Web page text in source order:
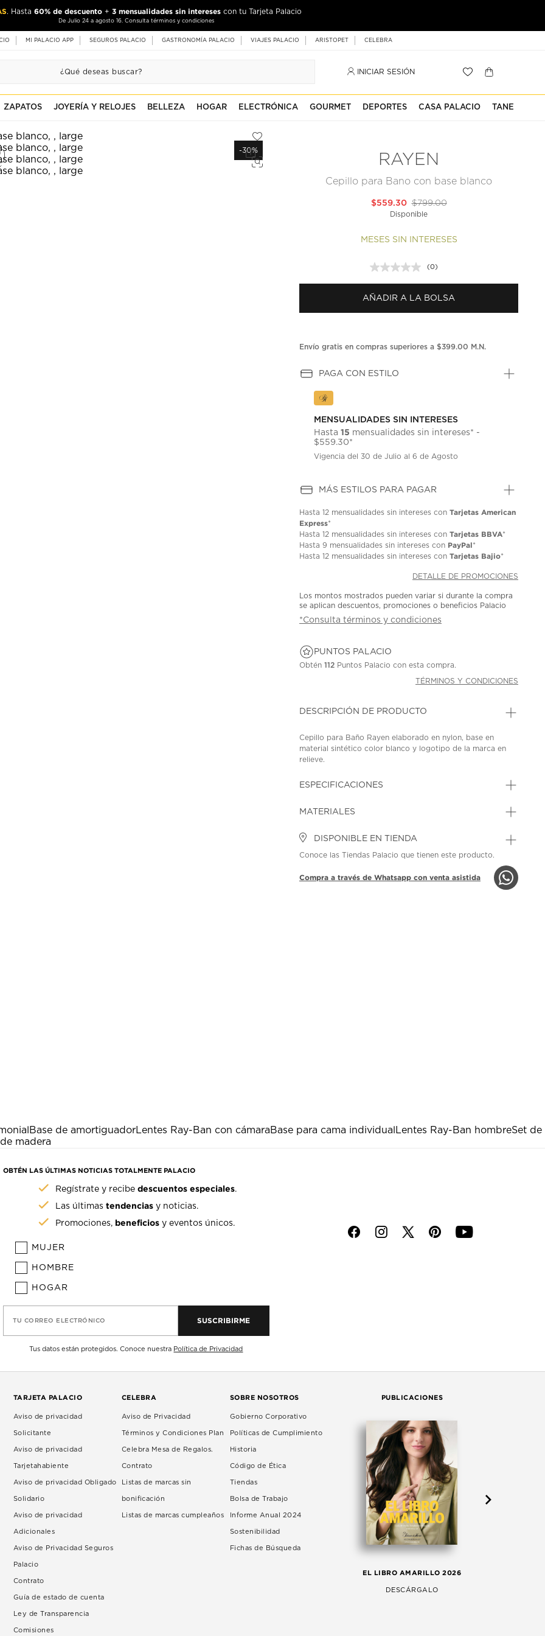
. Hasta 60% de descuento + 3 mensualidades sin intereses con tu Tarjeta Palacio
De Julio 24 a agosto 16. Consulta términos y condiciones
MI PALACIO APP SEGUROS PALACIO GASTRONOMÍA PALACIO VIAJES PALACIO ARISTOPET CELEBRA
INICIAR SESIÓN
ZAPATOS JOYERÍA Y RELOJES BELLEZA HOGAR ELECTRÓNICA GOURMET DEPORTES CASA PALACIO TANE
-30%
RAYEN
Cepillo para Bano con base blanco
$799.00
$559.30
Disponible
MESES SIN INTERESES
Sin
puntuación.
en
la
(0)
AÑADIR A LA BOLSA
Envío gratis en compras superiores a $399.00 M.N.
PAGA CON ESTILO
MENSUALIDADES SIN INTERESES
Hasta15 mensualidades sin intereses* -
$559.30*
Vigencia del 30 de Julio al 6 de Agosto
MÁS ESTILOS PARA PAGAR
Hasta12 mensualidades sin intereses conTarjetas American
Express*
Hasta12 mensualidades sin intereses conTarjetas BBVA*
Hasta9 mensualidades sin intereses con PayPal*
Hasta12 mensualidades sin intereses conTarjetas Bajio*
DETALLE DE PROMOCIONES
Los montos mostrados pueden variar si durante la compra
se aplican descuentos, promociones o beneficios Palacio
*Consulta términos y condiciones
PUNTOS PALACIO
Obtén112 Puntos Palacio con esta compra.
TÉRMINOS Y CONDICIONES
DESCRIPCIÓN DE PRODUCTO
Cepillo para Baño Rayen elaborado en nylon, base en
material sintético color blanco y logotipo de la marca en
relieve.
ESPECIFICACIONES
MATERIALES
DISPONIBLE EN TIENDA
Conoce las Tiendas Palacio que tienen este producto.
Compra a través de Whatsapp con venta asistida
Base de amortiguadorLentes Ray-Ban con cámaraBase para cama individual Lentes Ray-Ban hombreSet de
madera
OBTÉN LAS ÚLTIMAS NOTICIAS TOTALMENTE PALACIO
Regístrate y recibedescuentos especiales.
Las últimastendencias y noticias.
Promociones, beneficios y eventos únicos.
MUJER
HOMBRE
HOGAR
TU CORREO ELECTRÓNICO SUSCRIBIRME
Tus datos están protegidos. Conoce nuestra Política de Privacidad
f i p y
TARJETA PALACIO
Aviso de privacidad
Solicitante
Aviso de privacidad
Tarjetahabiente
Aviso de privacidad Obligado
Solidario
Aviso de privacidad
Adicionales
Aviso de Privacidad Seguros
Palacio
Contrato
Guía de estado de cuenta
Ley de Transparencia
Comisiones
CELEBRA
Aviso de Privacidad
Términos y Condiciones Plan
Celebra Mesa de Regalos.
Contrato
Listas de marcas sin
bonificación
Listas de marcas cumpleaños
SOBRE NOSOTROS
Gobierno Corporativo
Políticas de Cumplimiento
Historia
Código de Ética
Tiendas
Bolsa de Trabajo
Informe Anual 2024
Sostenibilidad
Fichas de Búsqueda
PUBLICACIONES
EL LIBRO AMARILLO 2026
DESCÁRGALO